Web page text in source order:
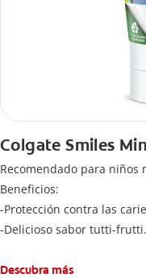
Colgate Smiles
Recomendado para niños
Beneficios:
-Protección contra las
-Delicioso sabor tutti-frutti
Cepíllese adecuadamente
Descubra más